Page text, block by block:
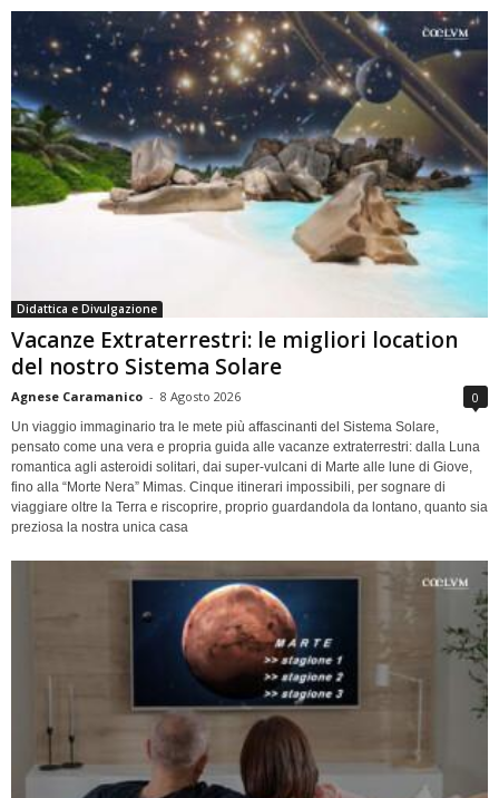
Didattica e Divulgazione
Vacanze Extraterrestri: le migliori location
del nostro Sistema Solare
Agnese Caramanico - 8 Agosto 2026 0
Un viaggio immaginario tra le mete più affascinanti del Sistema Solare,
pensato come una vera e propria guida alle vacanze extraterrestri: dalla Luna
romantica agli asteroidi solitari, dai super-vulcani di Marte alle lune di Giove,
fino alla “Morte Nera” Mimas. Cinque itinerari impossibili, per sognare di
viaggiare oltre la Terra e riscoprire, proprio guardandola da lontano, quanto sia
preziosa la nostra unica casa